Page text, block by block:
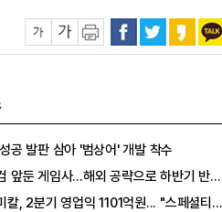
공 발판 삼아 '범상어' 개발 착수
둔 게임사…해외 공략으로 하반기 반등 꾀한다
, 2분기 영업익 1101억원... "스페셜티 전환 가속"